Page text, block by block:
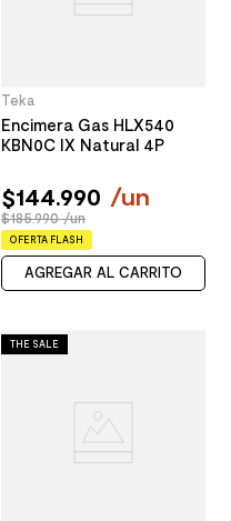
Teka
Encimera Gas HLX540
KBN0C IX Natural 4P
$144.990 /un
$185.990 /un
OFERTA FLASH
AGREGAR AL CARRITO
THE SALE